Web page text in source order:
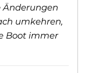
Änderungen
umkehren,
Boot immer